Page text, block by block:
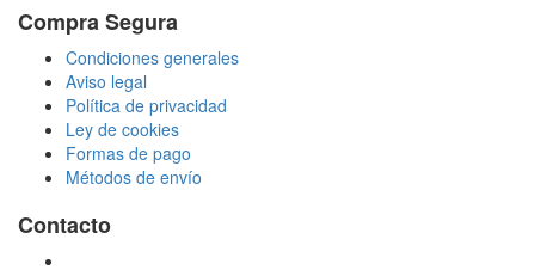
Compra Segura
Condiciones generales
Aviso legal
Política de privacidad
Ley de cookies
Formas de pago
Métodos de envío
Contacto